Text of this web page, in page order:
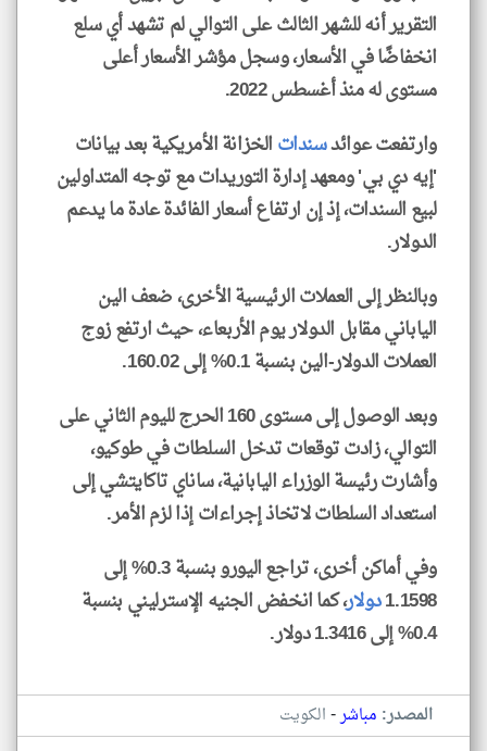
التقرير أنه للشهر الثالث على التوالي لم تشهد أي سلع
انخفاضًا في الأسعار، وسجل مؤشر الأسعار أعلى
مستوى له منذ أغسطس 2022.
وارتفعت عوائدسنداتالخزانة الأمريكية بعد بيانات
'إيه دي بي' ومعهد إدارة التوريدات مع توجه المتداولين
لبيع السندات، إذ إن ارتفاع أسعار الفائدة عادة ما يدعم
الدولار.
وبالنظر إلى العملات الرئيسية الأخرى، ضعف الين
الياباني مقابل الدولار يوم الأربعاء، حيث ارتفع زوج
العملات الدولار-الين بنسبة 0.1% إلى 160.02.
وبعد الوصول إلى مستوى 160 الحرج لليوم الثاني على
التوالي، زادت توقعات تدخل السلطات في طوكيو،
وأشارت رئيسة الوزراء اليابانية، ساناي تاكايتشي إلى
استعداد السلطات لاتخاذ إجراءات إذا لزم الأمر.
وفي أماكن أخرى، تراجع اليورو بنسبة 0.3% إلى
1.1598دولار، كما انخفض الجنيه الإسترليني بنسبة
0.4% إلى 1.3416 دولار.
المصدر: مباشر-الكويت